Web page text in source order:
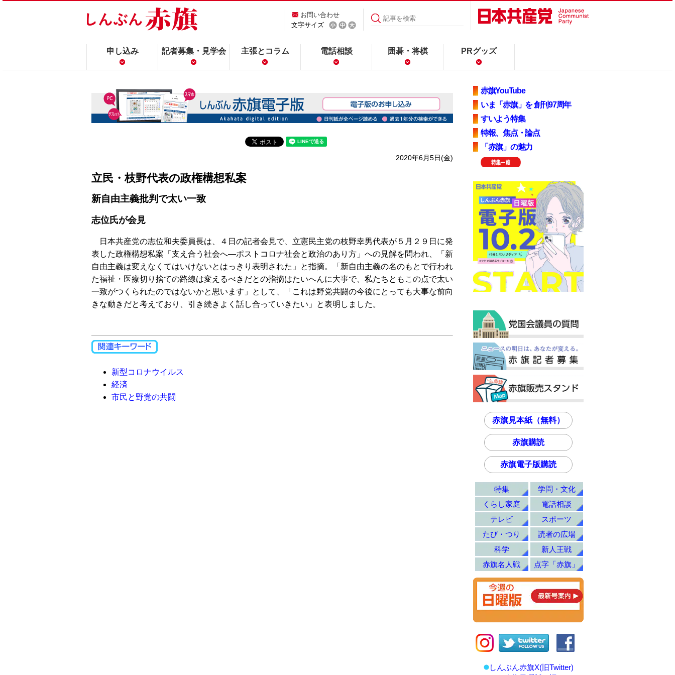
お問い合わせ
文字サイズ
申し込み 記者募集・見学会 主張とコラム 電話相談 囲碁・将棋 PRグッズ
2020年6月5日(金)
立民・枝野代表の政権構想私案
新自由主義批判で太い一致
志位氏が会見
日本共産党の志位和夫委員長は、４日の記者会見で、立憲民主党の枝野幸男代表が５月２９日に発
表した政権構想私案「支え合う社会へ―ポストコロナ社会と政治のあり方」への見解を問われ、「新
自由主義は変えなくてはいけないとはっきり表明された」と指摘。「新自由主義の名のもとで行われ
た福祉・医療切り捨ての路線は変えるべきだとの指摘はたいへんに大事で、私たちともこの点で太い
一致がつくられたのではないかと思います」として、「これは野党共闘の今後にとっても大事な前向
きな動きだと考えており、引き続きよく話し合っていきたい」と表明しました。
新型コロナウイルス
経済
市民と野党の共闘
赤旗YouTube
いま「赤旗」を 創刊97周年
すいよう特集
特報、焦点・論点
「赤旗」の魅力
赤旗見本紙（無料）
赤旗購読
赤旗電子版購読
特集
学問・文化
くらし家庭
電話相談
テレビ
スポーツ
たび・つり
読者の広場
科学
新人王戦
赤旗名人戦
点字「赤旗」
しんぶん赤旗X(旧Twitter)